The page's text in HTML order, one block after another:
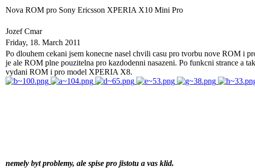
Nova ROM pro Sony Ericsson XPERIA X10 Mini Pro
Jozef Cmar
Friday, 18. March 2011
Po dlouhem cekani jsem konecne nasel chvili casu pro tvorbu nove ROM i
je ale ROM plne pouzitelna pro kazdodenni nasazeni. Po funkcni strance a
vydani ROM i pro model XPERIA X8.
nemely byt problemy, ale spise pro jistotu a vas klid.